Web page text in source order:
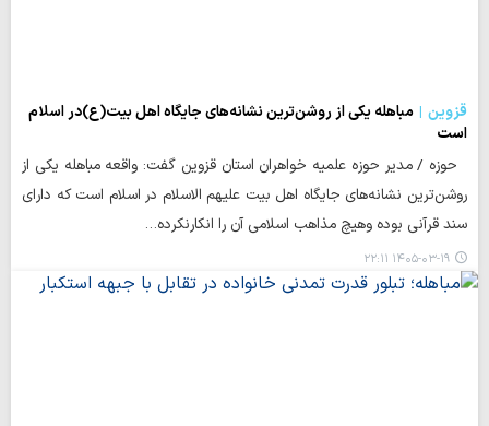
قزوین
مباهله یکی از روشن‌ترین نشانه‌های جایگاه اهل بیت(ع)در اسلام
است
حوزه / مدیر حوزه علمیه خواهران استان قزوین گفت: واقعه مباهله یکی از
روشن‌ترین نشانه‌های جایگاه اهل بیت علیهم الاسلام در اسلام است که دارای
سند قرآنی بوده وهیچ مذاهب اسلامی آن را انکارنکرده…
۱۴۰۵-۰۳-۱۹ ۲۲:۱۱